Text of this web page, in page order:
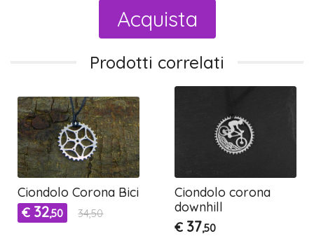
Acquista
Prodotti correlati
Ciondolo Corona Bici
€ 32,50 34,50
Ciondolo corona
downhill
€ 37,50